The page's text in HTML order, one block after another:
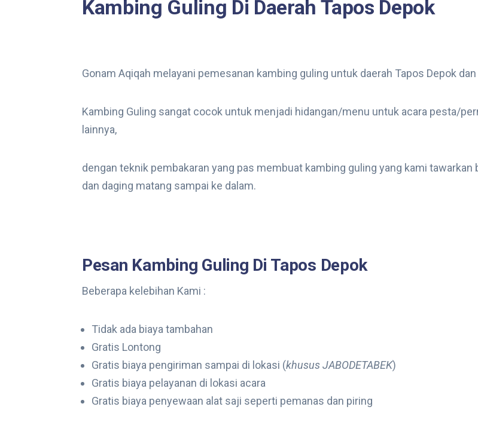
Kambing Guling Di Daerah Tapos Depok
Gonam Aqiqah melayani pemesanan kambing guling untuk daerah Tapos Depok
Kambing Guling sangat cocok untuk menjadi hidangan/menu untuk acara pesta/
lainnya,
dengan teknik pembakaran yang pas membuat kambing guling yang kami tawarkan
dan daging matang sampai ke dalam.
Pesan Kambing Guling Di Tapos Depok
Beberapa kelebihan Kami :
Tidak ada biaya tambahan
Gratis Lontong
Gratis biaya pengiriman sampai di lokasi (khusus JABODETABEK)
Gratis biaya pelayanan di lokasi acara
Gratis biaya penyewaan alat saji seperti pemanas dan piring